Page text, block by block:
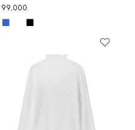
99,000
■ ■